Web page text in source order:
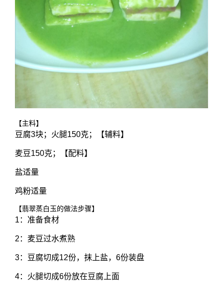
【主料】
豆腐3块；火腿150克；【辅料】
麦豆150克；【配料】
盐适量
鸡粉适量
【翡翠蒸白玉的做法步骤】
1：准备食材
2：麦豆过水煮熟
3：豆腐切成12份，抹上盐，6份装盘
4：火腿切成6份放在豆腐上面